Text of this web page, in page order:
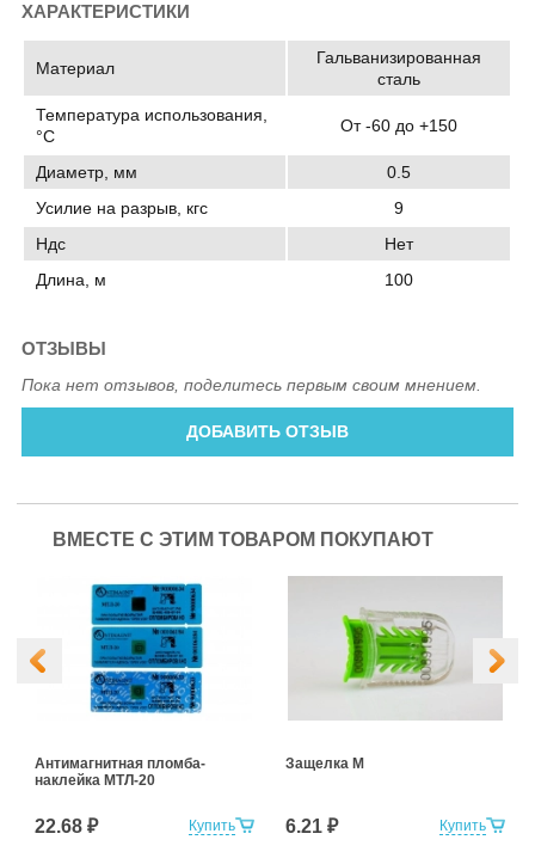
ХАРАКТЕРИСТИКИ
Материал
Гальванизированная
сталь
Температура использования,
°C
От -60 до +150
Диаметр, мм
0.5
Усилие на разрыв, кгс
9
Ндс
Нет
Длина, м
100
ОТЗЫВЫ
Пока нет отзывов, поделитесь первым своим мнением.
ДОБАВИТЬ ОТЗЫВ
ВМЕСТЕ С ЭТИМ ТОВАРОМ ПОКУПАЮТ
Купить
Антимагнитная пломба-
наклейка МТЛ-20
22.68 ₽ Купить
Защелка М
6.21 ₽